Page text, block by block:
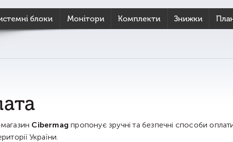
блоки Монітори Комплекти Знижки
Cibermag пропонує зручні та безпечні способи
України.